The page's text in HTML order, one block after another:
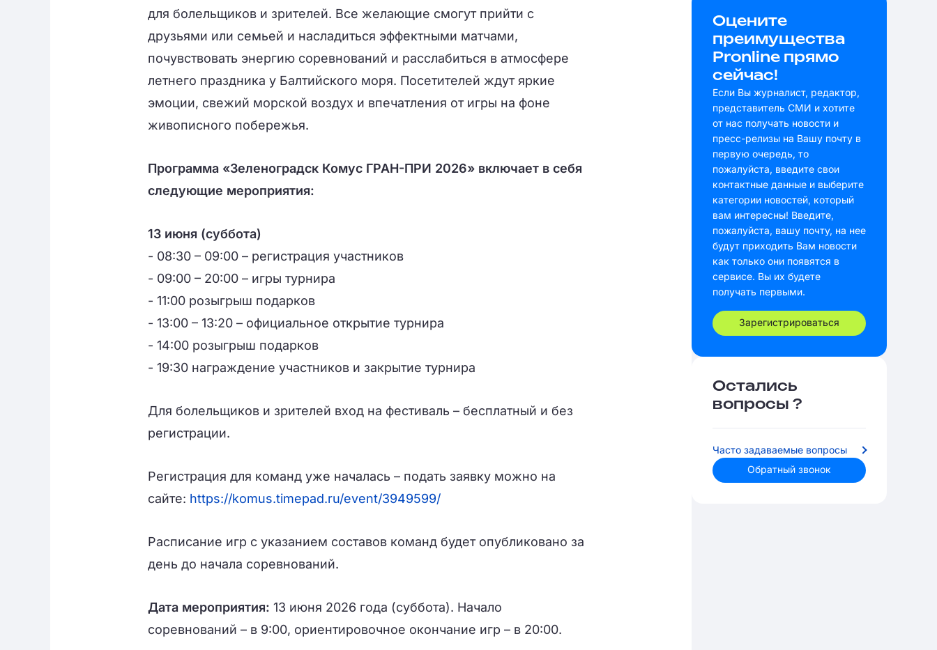
для болельщиков и зрителей. Все желающие смогут прийти с
друзьями или семьей и насладиться эффектными матчами,
почувствовать энергию соревнований и расслабиться в атмосфере
летнего праздника у Балтийского моря. Посетителей ждут яркие
эмоции, свежий морской воздух и впечатления от игры на фоне
живописного побережья.
Программа «Зеленоградск Комус ГРАН-ПРИ 2026» включает в себя
следующие мероприятия:
13 июня (суббота)
- 08:30 – 09:00 – регистрация участников
- 09:00 – 20:00 – игры турнира
- 11:00 розыгрыш подарков
- 13:00 – 13:20 – официальное открытие турнира
- 14:00 розыгрыш подарков
- 19:30 награждение участников и закрытие турнира
Для болельщиков и зрителей вход на фестиваль – бесплатный и без
регистрации.
Регистрация для команд уже началась – подать заявку можно на
сайте: https://komus.timepad.ru/event/3949599/
Расписание игр с указанием составов команд будет опубликовано за
день до начала соревнований.
Дата мероприятия: 13 июня 2026 года (суббота). Начало
соревнований – в 9:00, ориентировочное окончание игр – в 20:00.
Оцените
преимущества
Pronline прямо
сейчас!
Если Вы журналист, редактор,
представитель СМИ и хотите
от нас получать новости и
пресс-релизы на Вашу почту в
первую очередь, то
пожалуйста, введите свои
контактные данные и выберите
категории новостей, который
вам интересны! Введите,
пожалуйста, вашу почту, на нее
будут приходить Вам новости
как только они появятся в
сервисе. Вы их будете
получать первыми.
Зарегистрироваться
Остались
вопросы ?
Часто задаваемые вопросы
Обратный звонок